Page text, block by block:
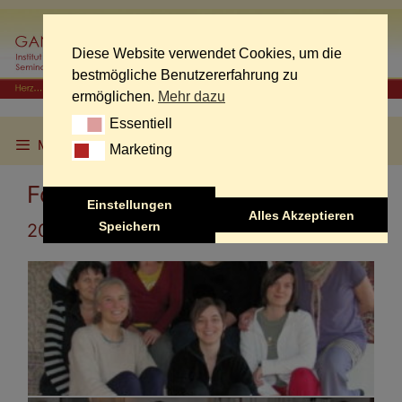
content
Menu
Fotogalerie Innere Reise 2
2011
Diese Website verwendet Cookies, um die
bestmögliche Benutzererfahrung zu
ermöglichen. Mehr dazu
EssentiellEssentiell
MarketingMarketing
Einstellungen
Speichern
Alles Akzeptieren